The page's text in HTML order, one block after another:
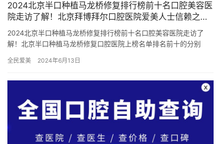
2024北京半口种植马龙桥修复排行榜前十名口腔美容医
院走访了解！北京拜博拜尔口腔医院爱美人士信赖之选
~
2024北京半口种植马龙桥修复排行榜前十名口腔美容医院走访了
解！北京半口种植马龙桥修复口腔医院上榜名单排名前十的分别
京…
全民爱美 2024年6月13日